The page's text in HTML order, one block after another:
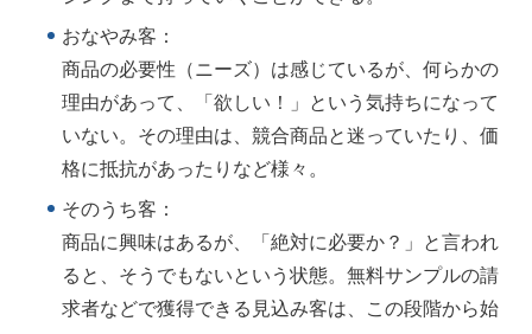
おなやみ客：
商品の必要性（ニーズ）は感じているが、何らかの
理由があって、「欲しい！」という気持ちになって
いない。その理由は、競合商品と迷っていたり、価
格に抵抗があったりなど様々。
そのうち客：
商品に興味はあるが、「絶対に必要か？」と言われ
ると、そうでもないという状態。無料サンプルの請
求者などで獲得できる見込み客は、この段階から始